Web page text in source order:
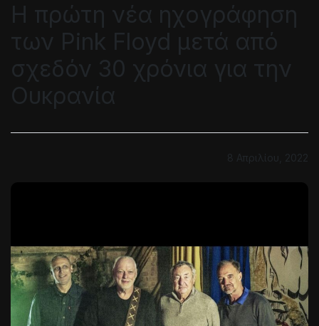
Η πρώτη νέα ηχογράφηση
των Pink Floyd μετά από
σχεδόν 30 χρόνια για την
Ουκρανία
8 Απριλίου, 2022